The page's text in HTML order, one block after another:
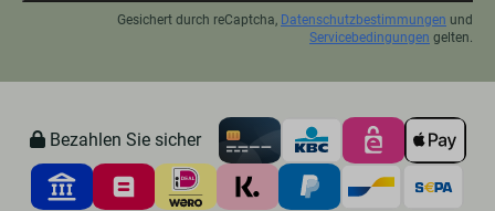
Gesichert durch reCaptcha, Datenschutzbestimmungen und
Servicebedingungen gelten.
Bezahlen Sie sicher